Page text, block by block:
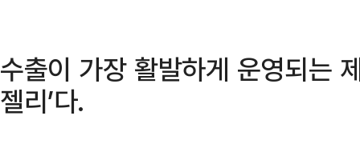
수출이 가장 활발하게 운영되는
젤리’다.